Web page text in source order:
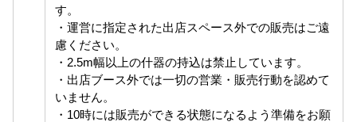
す。
・運営に指定された出店スペース外での販売はご遠
慮ください。
・2.5m幅以上の什器の持込は禁止しています。
・出店ブース外では一切の営業・販売行動を認めて
いません。
・10時には販売ができる状態になるよう準備をお願